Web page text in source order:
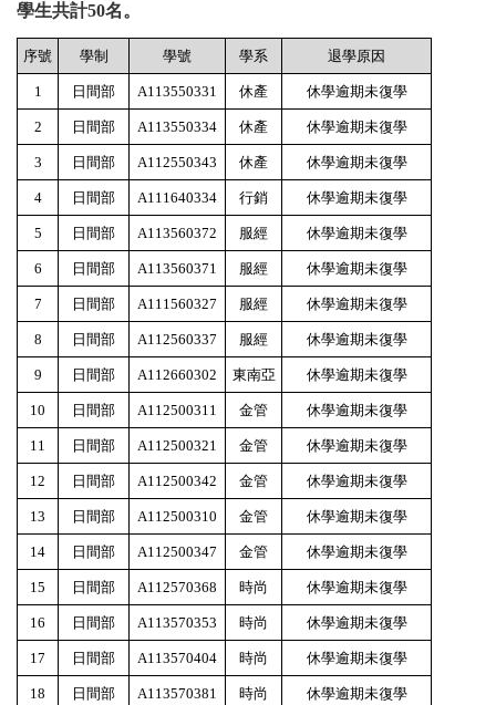
學生共計50名。
序號 學制 學號 學系 退學原因
1 日間部 A113550331 休產 休學逾期未復學
2 日間部 A113550334 休產 休學逾期未復學
3 日間部 A112550343 休產 休學逾期未復學
4 日間部 A111640334 行銷 休學逾期未復學
5 日間部 A113560372 服經 休學逾期未復學
6 日間部 A113560371 服經 休學逾期未復學
7 日間部 A111560327 服經 休學逾期未復學
8 日間部 A112560337 服經 休學逾期未復學
9 日間部 A112660302 東南亞 休學逾期未復學
10 日間部 A112500311 金管 休學逾期未復學
11 日間部 A112500321 金管 休學逾期未復學
12 日間部 A112500342 金管 休學逾期未復學
13 日間部 A112500310 金管 休學逾期未復學
14 日間部 A112500347 金管 休學逾期未復學
15 日間部 A112570368 時尚 休學逾期未復學
16 日間部 A113570353 時尚 休學逾期未復學
17 日間部 A113570404 時尚 休學逾期未復學
18 日間部 A113570381 時尚 休學逾期未復學